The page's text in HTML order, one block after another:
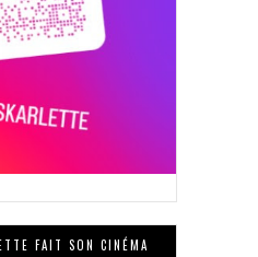
FAIT SON CINÉMA